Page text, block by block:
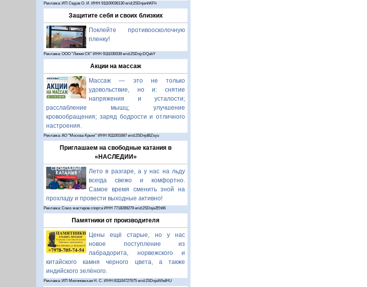
Реклама: ИП Седов О. И. ИНН 911100036130 erid:2SDnjenhKFh
Защитите себя и своих близких
Поклейте противоосколочную
пленку!
Реклама: ООО "Линия СК" ИНН 9111030039 erid:2SDnjcDQahY
Акции на массаж
Массаж — это не только
удовольствие, но и: снятие
напряжения и усталости;
расслабление мышц; улучшение
кровообращения; заряд бодрости и отличного
настроения.
Реклама: АО "Москва-Крым" ИНН 9111001687 erid:2SDnjdBZsyu
Приглашаем на свободные катания в
«НАСЛЕДИИ»
Лето в разгаре, а у нас на льду
всегда свежо и комфортно.
Самое время сменить зной на
прохладу и провести выходные активно!
Реклама: Союз мастеров спорта ИНН 7718289279 erid:2SDnje2Eh6K
Памятники от производителя
Цены ещё старые, но у нас
новое поступление из
лабрадорита, норвежского и
китайского камня черного цвета, а также
индийского зелёного.
Реклама: ИП Миляновская Н. С. ИНН:911104727675 erid:2SDnjeWbdHU